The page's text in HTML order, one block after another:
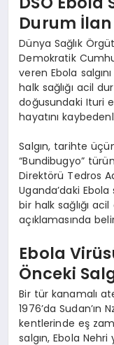
Durum İlan
Dünya Sağlık
Demokratik
veren Ebola
halk sağlığı acil
doğusundaki Ituri
hayatını
Salgın, tarihte
“Bundibugyo”
Direktörü Tedros
Uganda’daki Ebola
bir halk sağlığı
açıklamasında
Ebola
Önceki
Bir tür kanamalı
1976’da Sudan’ın
kentlerinde eş
salgın, Ebola Nehri